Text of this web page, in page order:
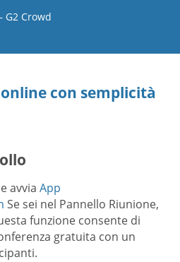
G2 Crowd
con semplicità
avvia App
Se sei nel Pannello Riunione,
funzione consente di
gratuita con un